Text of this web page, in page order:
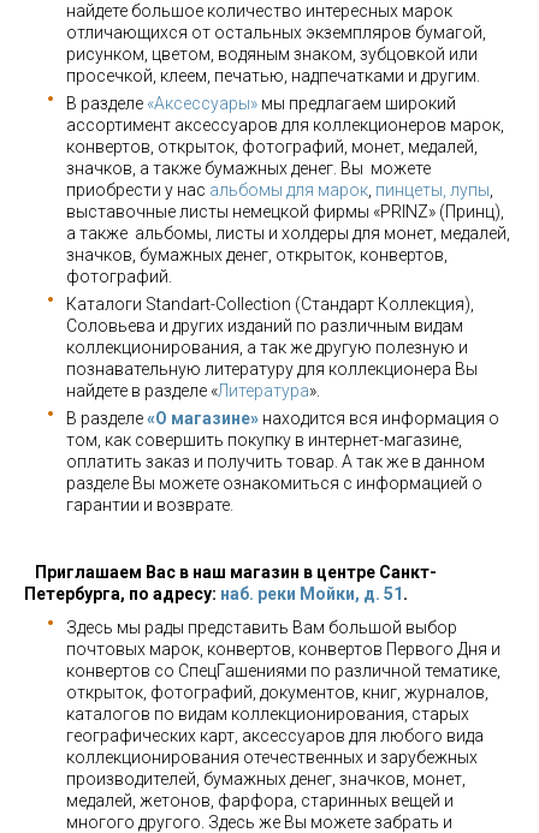
найдете большое количество интересных марок
отличающихся от остальных экземпляров бумагой,
рисунком, цветом, водяным знаком, зубцовкой или
просечкой, клеем, печатью, надпечатками и другим.
В разделе «Аксессуары» мы предлагаем широкий
ассортимент аксессуаров для коллекционеров марок,
конвертов, открыток, фотографий, монет, медалей,
значков, а также бумажных денег. Вы можете
приобрести у нас альбомы для марок пинцеты, лупы
выставочные листы немецкой фирмы «PRINZ» (Принц),
а также альбомы, листы и холдеры для монет, медалей,
значков, бумажных денег, открыток, конвертов,
фотографий.
Каталоги Standart-Collection (Стандарт Коллекция),
Соловьева и других изданий по различным видам
коллекционирования, а так же другую полезную и
познавательную литературу для коллекционера Вы
найдете в разделе «Литература».
В разделе«О магазине» находится вся информация о
том, как совершить покупку в интернет-магазине,
оплатить заказ и получить товар. А так же в данном
разделе Вы можете ознакомиться с информацией о
гарантии и возврате.
Приглашаем Вас в наш магазин в центре Санкт-
Петербурга, по адресу: наб. реки Мойки, д. 51 .
Здесь мы рады представить Вам большой выбор
почтовых марок, конвертов, конвертов Первого Дня и
конвертов со СпецГашениями по различной тематике,
открыток, фотографий, документов, книг, журналов,
каталогов по видам коллекционирования, старых
географических карт, аксессуаров для любого вида
коллекционирования отечественных и зарубежных
производителей, бумажных денег, значков, монет,
медалей, жетонов, фарфора, старинных вещей и
многого другого. Здесь же Вы можете забрать и